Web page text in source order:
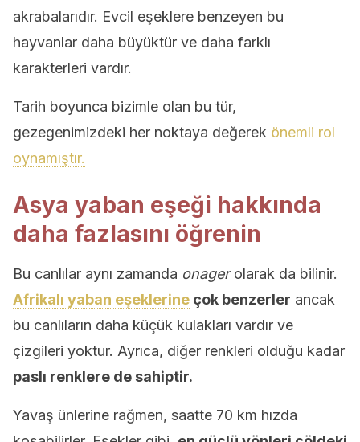
akrabalarıdır. Evcil eşeklere benzeyen bu
hayvanlar daha büyüktür ve daha farklı
karakterleri vardır.
Tarih boyunca bizimle olan bu tür,
gezegenimizdeki her noktaya değerek önemli rol
oynamıştır.
Asya yaban eşeği hakkında
daha fazlasını öğrenin
Bu canlılar aynı zamanda onagerolarak da bilinir.
Afrikalı yaban eşeklerine çok benzerler ancak
bu canlıların daha küçük kulakları vardır ve
çizgileri yoktur. Ayrıca, diğer renkleri olduğu kadar
paslı renklere de sahiptir.
Yavaş ünlerine rağmen, saatte 70 km hızda